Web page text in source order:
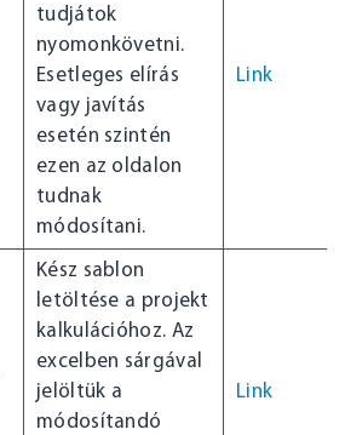
tudjátok
nyomonkövetni.
Esetleges elírás
vagy javítás
esetén szintén
ezen az oldalon
tudnak
módosítani.
Link
Kész sablon
letöltése a projekt
kalkulációhoz. Az
excelben sárgával
jelöltük a
módosítandó
Link